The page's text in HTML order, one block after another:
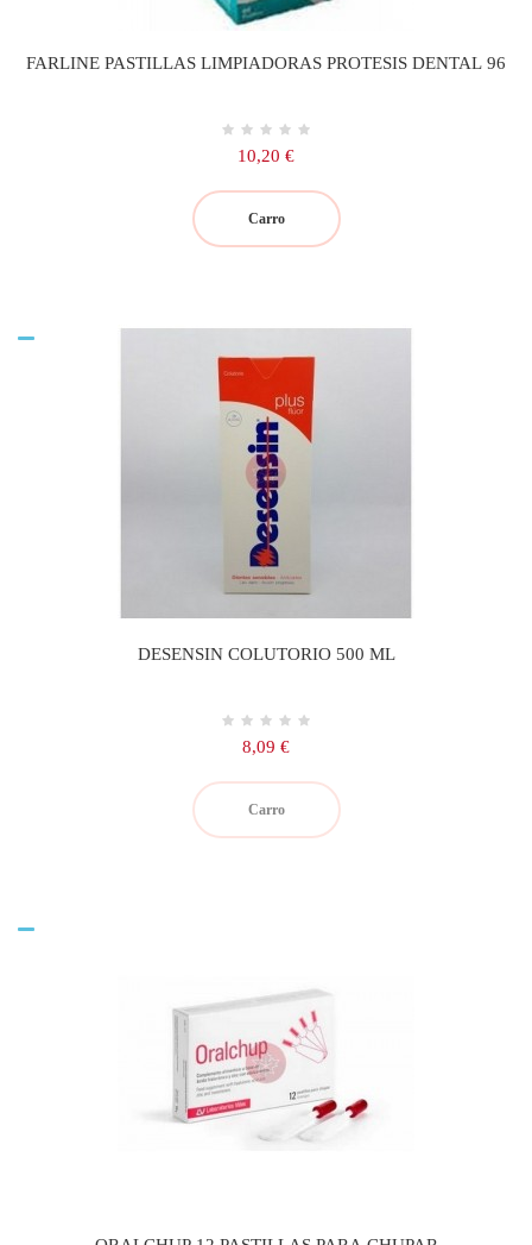
FARLINE PASTILLAS LIMPIADORAS PROTESIS DENTAL 96
Precio
10,20 €
Carro
DESENSIN COLUTORIO 500 ML
Precio
8,09 €
Carro